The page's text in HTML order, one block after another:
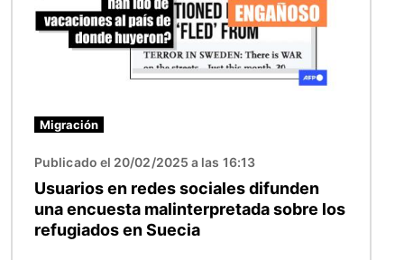
Migración
Publicado el 20/02/2025 a las 16:13
Usuarios en redes sociales difunden
una encuesta malinterpretada sobre los
refugiados en Suecia